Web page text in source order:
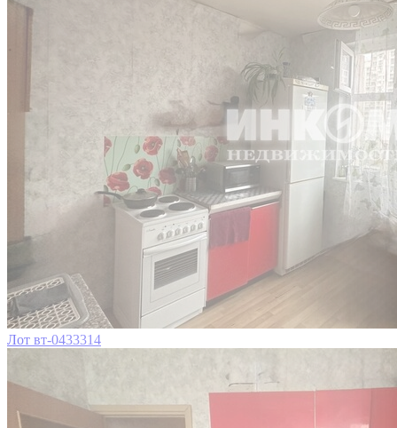
Лот вт-0433314